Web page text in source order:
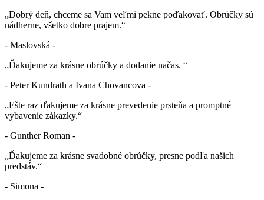
„Dobrý deň, chceme sa Vam veľmi pekne poďakovať. Obrúčky sú
nádherne, všetko dobre prajem.“
- Maslovská -
„Ďakujeme za krásne obrúčky a dodanie načas. “
- Peter Kundrath a Ivana Chovancova -
„Ešte raz ďakujeme za krásne prevedenie prsteňa a promptné
vybavenie zákazky.“
- Gunther Roman -
„Ďakujeme za krásne svadobné obrúčky, presne podľa našich
predstáv.“
- Simona -